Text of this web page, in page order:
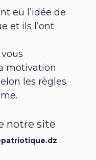
eu l’idée de
et ils l’ont
motivation
les règles
notre site